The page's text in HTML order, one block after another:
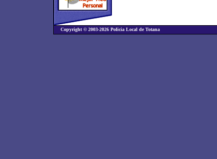
Copyright © 2003-2026 Policia Local de Totana